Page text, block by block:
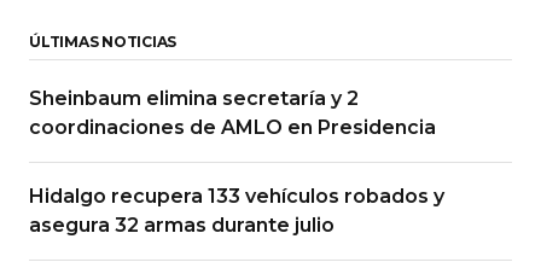
ÚLTIMAS NOTICIAS
Sheinbaum elimina secretaría y 2
coordinaciones de AMLO en Presidencia
Hidalgo recupera 133 vehículos robados y
asegura 32 armas durante julio